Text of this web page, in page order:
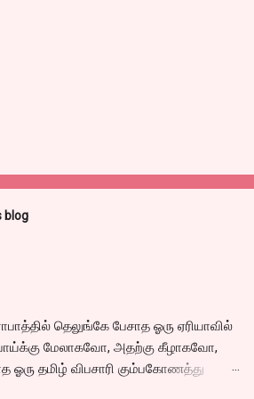
blog
தெலுங்கே பேசாத ஓரு ஏரியாவில்
மேலாகவோ, அதற்கு கீழாகவோ,
ஓரு தமிழ் விபசாரி கும்பகோணத்து